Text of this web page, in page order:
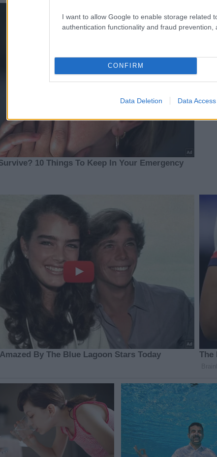
I want to allow Google to enable storage related
authentication functionality and fraud prevention,
CONFIRM
Data Deletion Data Access